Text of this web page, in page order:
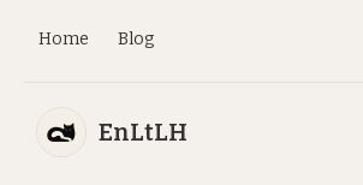
EnLtLH
Home Blog